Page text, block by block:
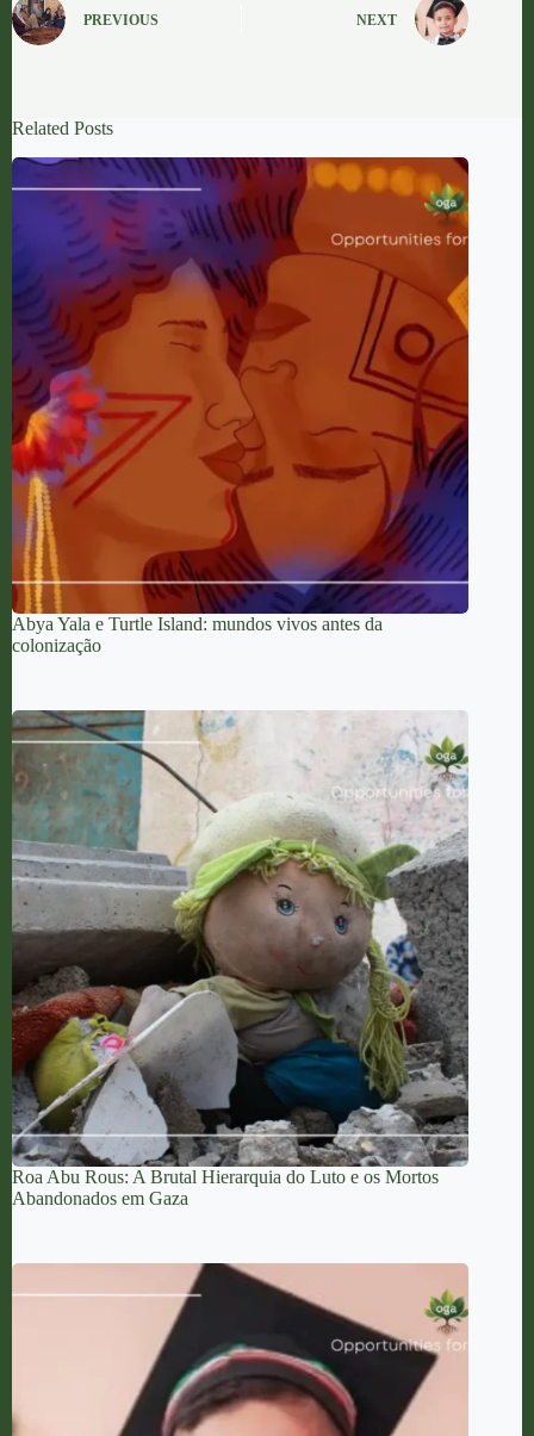
PREVIOUS NEXT
Related Posts
Abya Yala e Turtle Island: mundos vivos antes da
colonização
Roa Abu Rous: A Brutal Hierarquia do Luto e os Mortos
Abandonados em Gaza